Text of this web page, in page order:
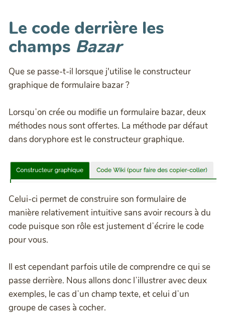
Le code derrière les
champs Bazar
Que se passe-t-il lorsque j'utilise le constructeur
graphique de formulaire bazar ?
Lorsquʼon crée ou modifie un formulaire bazar, deux
méthodes nous sont offertes. La méthode par défaut
dans doryphore est le constructeur graphique.
Celui-ci permet de construire son formulaire de
manière relativement intuitive sans avoir recours à du
code puisque son rôle est justement dʼécrire le code
pour vous.
Il est cependant parfois utile de comprendre ce qui se
passe derrière. Nous allons donc lʼillustrer avec deux
exemples, le cas dʼun champ texte, et celui dʼun
groupe de cases à cocher.